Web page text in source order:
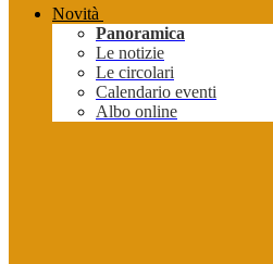
Novità
Panoramica
Le notizie
Le circolari
Calendario eventi
Albo online